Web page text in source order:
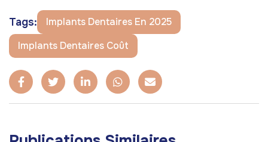
Tags:
Implants Dentaires En 2025
Implants Dentaires Coût